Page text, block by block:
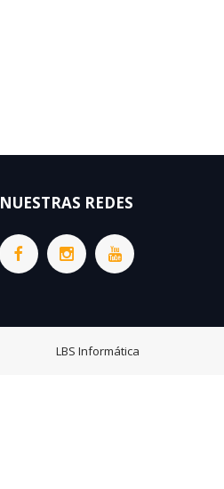
NUESTRAS REDES
LBS Informática